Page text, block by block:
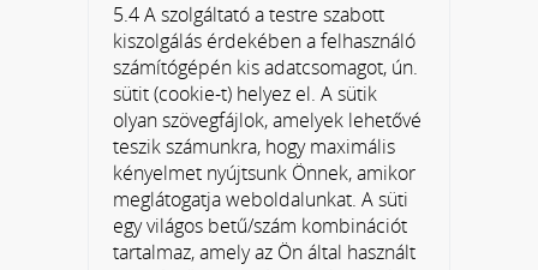
5.4 A szolgáltató a testre szabott
kiszolgálás érdekében a felhasználó
számítógépén kis adatcsomagot, ún.
sütit (cookie-t) helyez el. A sütik
olyan szövegfájlok, amelyek lehetővé
teszik számunkra, hogy maximális
kényelmet nyújtsunk Önnek, amikor
meglátogatja weboldalunkat. A süti
egy világos betű/szám kombinációt
tartalmaz, amely az Ön által használt